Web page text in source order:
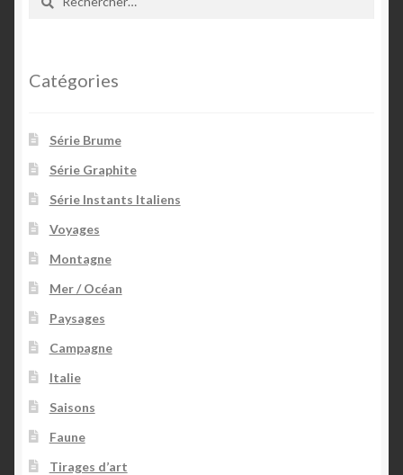
Catégories
Série Brume
Série Graphite
Série Instants Italiens
Voyages
Montagne
Mer / Océan
Paysages
Campagne
Italie
Saisons
Faune
Tirages d’art